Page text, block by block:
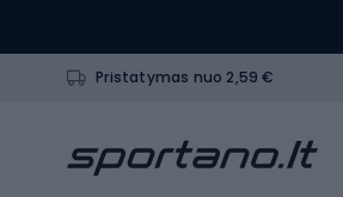
Pristatymas nuo 2,59 €